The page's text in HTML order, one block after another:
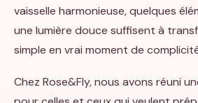
vaisselle harmonieuse, quelques
une lumière douce suffisent à
simple en vrai moment de
Chez Rose&Fly, nous avons réuni